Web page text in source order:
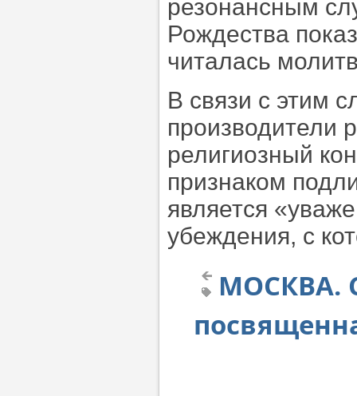
резонансным
Рождества
читалась
В связи с этим
производители
религиозный
признаком
является
убеждения, с
МОСКВА.